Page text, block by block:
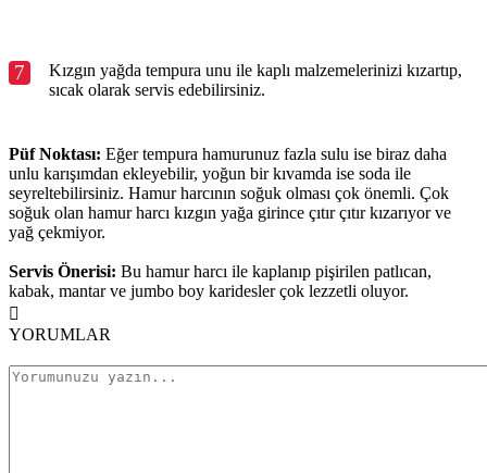
7
Kızgın yağda tempura unu ile kaplı malzemelerinizi kızartıp,
sıcak olarak servis edebilirsiniz.
Püf Noktası: Eğer tempura hamurunuz fazla sulu ise biraz daha
unlu karışımdan ekleyebilir, yoğun bir kıvamda ise soda ile
seyreltebilirsiniz. Hamur harcının soğuk olması çok önemli. Çok
soğuk olan hamur harcı kızgın yağa girince çıtır çıtır kızarıyor ve
yağ çekmiyor.
Servis Önerisi: Bu hamur harcı ile kaplanıp pişirilen patlıcan,
kabak, mantar ve jumbo boy karidesler çok lezzetli oluyor.
YORUMLAR